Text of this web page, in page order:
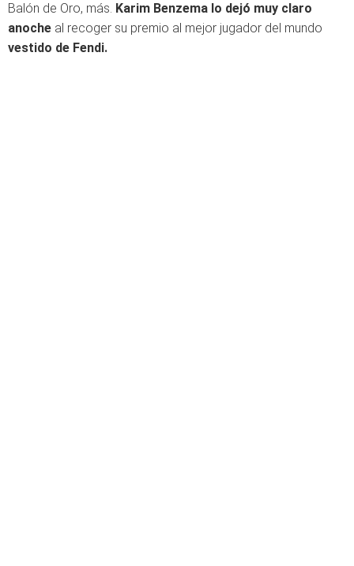
Balón de Oro, más. Karim Benzema lo dejó muy claro
anoche al recoger su premio al mejor jugador del mundo
vestido de Fendi.